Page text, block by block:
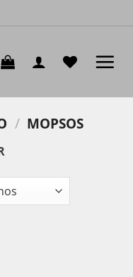
/ MOPSOS